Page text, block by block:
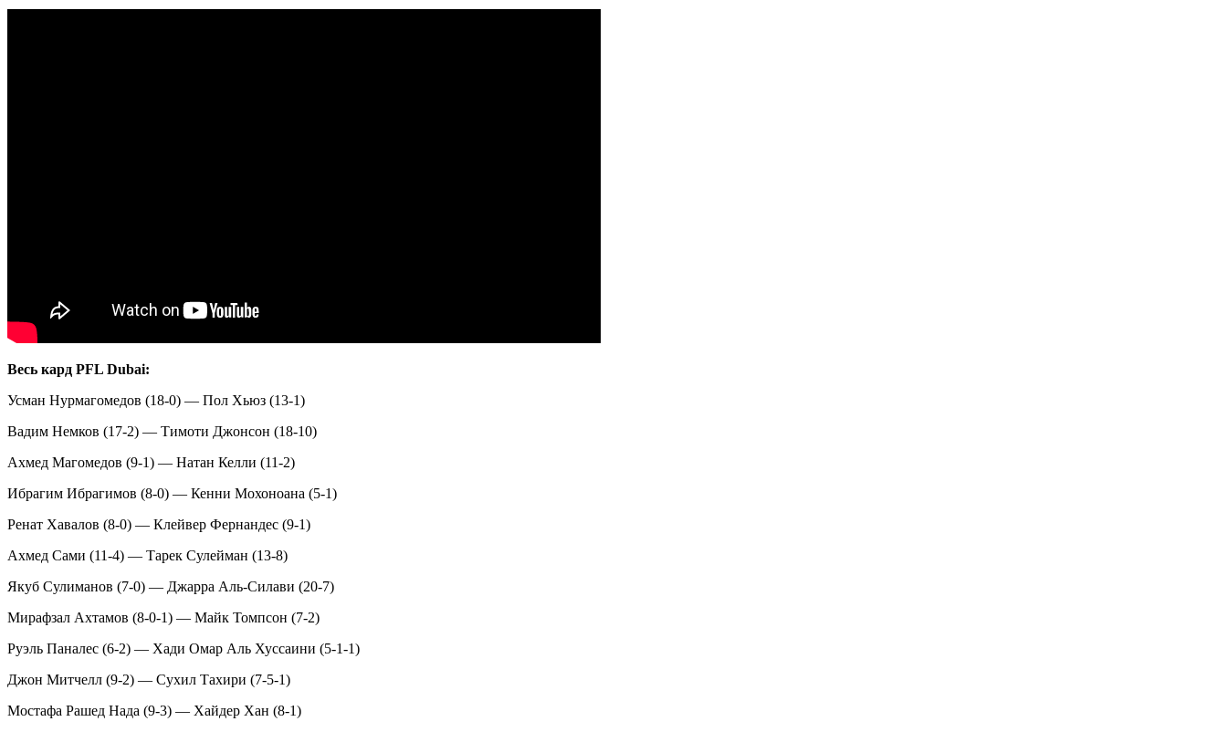
Весь кард PFL Dubai:
Усман Нурмагомедов (18-0) — Пол Хьюз (13-1)
Вадим Немков (17-2) — Тимоти Джонсон (18-10)
Ахмед Магомедов (9-1) — Натан Келли (11-2)
Ибрагим Ибрагимов (8-0) — Кенни Мохоноана (5-1)
Ренат Хавалов (8-0) — Клейвер Фернандес (9-1)
Ахмед Сами (11-4) — Тарек Сулейман (13-8)
Якуб Сулиманов (7-0) — Джарра Аль-Силави (20-7)
Мирафзал Ахтамов (8-0-1) — Майк Томпсон (7-2)
Руэль Паналес (6-2) — Хади Омар Аль Хуссаини (5-1-1)
Джон Митчелл (9-2) — Сухил Тахири (7-5-1)
Мостафа Рашед Нада (9-3) — Хайдер Хан (8-1)